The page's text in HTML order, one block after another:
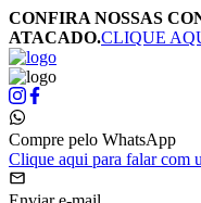
CONFIRA NOSSAS
ATACADO.CLIQUE
Compre pelo WhatsApp
Clique aqui para falar com